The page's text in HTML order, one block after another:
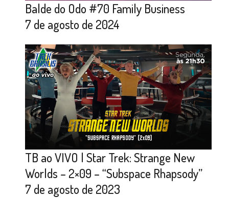
Balde do Odo #70 Family Business
7 de agosto de 2024
TB ao VIVO | Star Trek: Strange New
Worlds – 2×09 – “Subspace Rhapsody”
7 de agosto de 2023